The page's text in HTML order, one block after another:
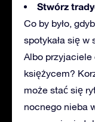
Stwórz
Co by było,
spotykała się w
Albo
księżycem?
może stać się
nocnego nieba